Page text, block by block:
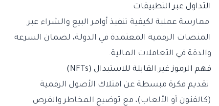
التداول عبر التطبيقات
ممارسة عملية لكيفية تنفيذ أوامر البيع والشراء عبر
المنصات الرقمية المعتمدة في الدولة، لضمان السرعة
والدقة في التعاملات المالية.
فهم الرموز غير القابلة للاستبدال (NFTs)
تقديم فكرة مبسطة عن امتلاك الأصول الرقمية
(كالفنون أو الألعاب)، مع توضيح المخاطر والفرص